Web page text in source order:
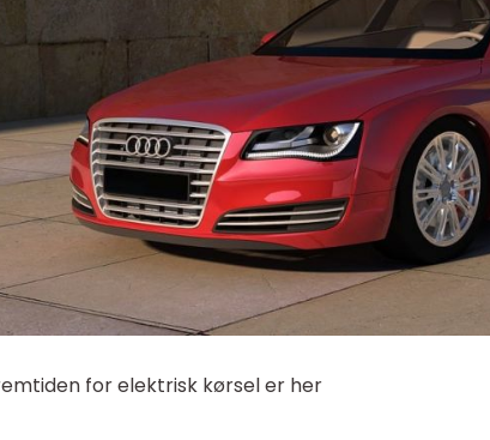
for elektrisk kørsel er her